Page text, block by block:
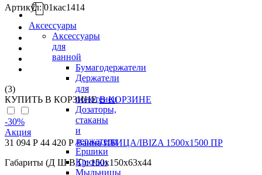
Аксессуары
Аксессуары
для
ванной
Бумагодержатели
Держатели
для
полотенец
Дозаторы,
стаканы
и
держатели
Ершики
Крючки
Мыльницы
Артикул: 01кас1414
(3)
КУПИТЬ В КОРЗИНЕ В КОРЗИНЕ
-30%
Акция
31 094 Р 44 420 РВанна ИБИЦА/IBIZA 1500х1500 ПР
Габариты (Д Ш В Г): 150x150x63x44